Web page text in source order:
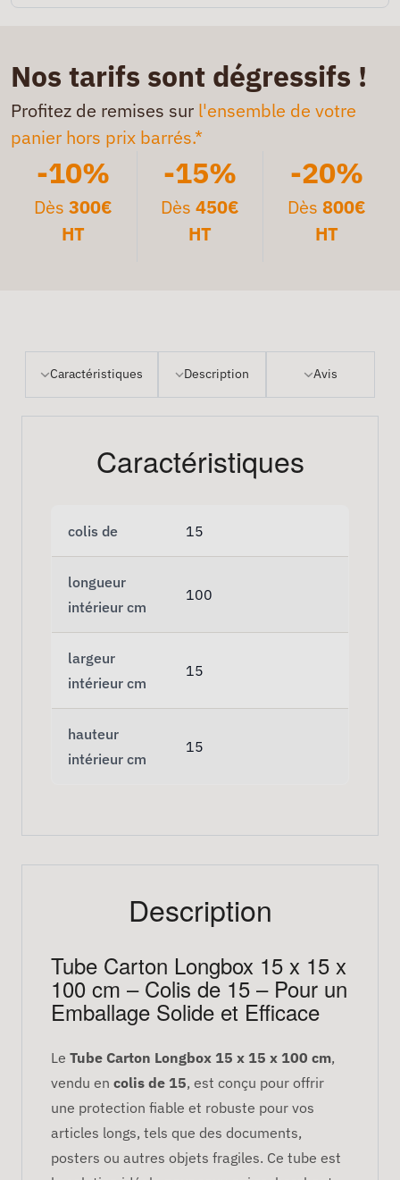
Nos tarifs sont dégressifs !
Profitez de remises sur l'ensemble de votre
panier hors prix barrés.*
-10%
Dès300€
HT
-15%
Dès 450€
HT
-20%
Dès 800€
HT
Caractéristiques Description Avis
Caractéristiques
colis de 15
longueur
intérieur cm
100
largeur
intérieur cm
15
hauteur
intérieur cm
15
Description
Tube Carton Longbox 15 x 15 x
100 cm – Colis de 15 – Pour un
Emballage Solide et Efficace
Le Tube Carton Longbox 15 x 15 x 100 cm,
vendu en colis de 15, est conçu pour offrir
une protection fiable et robuste pour vos
articles longs, tels que des documents,
posters ou autres objets fragiles. Ce tube est